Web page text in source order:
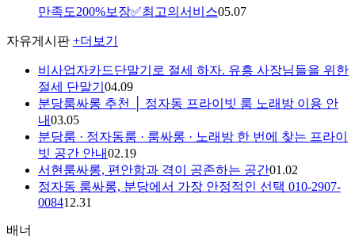
만족도200%보장✅최고의서비스05.07
자유게시판 +더보기
비사업자카드단말기로 절세 하자. 유흥 사장님들을 위한
절세 단말기 04.09
분당룸싸롱 추천 │ 정자동 프라이빗 룸 노래방 이용 안
내03.05
분당룸 · 정자동룸 · 룸싸롱 · 노래방 한 번에 찾는 프라이
빗 공간 안내02.19
서현룸싸롱, 편안함과 격이 공존하는 공간01.02
정자동 룸싸롱, 분당에서 가장 안정적인 선택 010-2907-
008412.31
배너